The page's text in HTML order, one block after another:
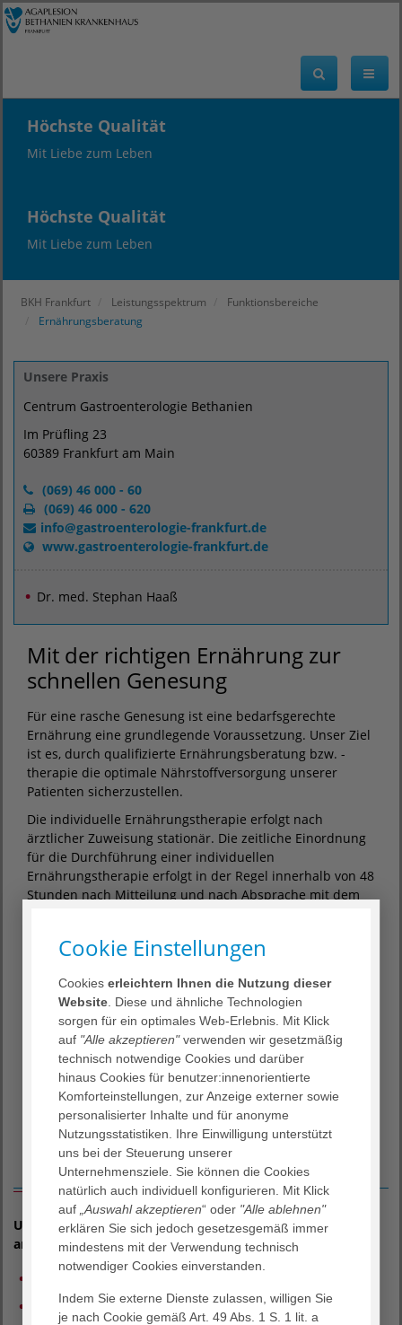
Höchste Qualität
Mit Liebe zum Leben
Höchste Qualität
Mit Liebe zum Leben
BKH Frankfurt Leistungsspektrum
Funktionsbereiche
Ernährungsberatung
Unsere Praxis
Centrum Gastroenterologie Bethanien
Im Prüfling 23
60389 Frankfurt am Main
(069) 46 000 - 60
(069) 46 000 - 620
info@gastroenterologie-frankfurt.de
www.gastroenterologie-frankfurt.de
Dr. med. Stephan Haaß
Mit der richtigen Ernährung zur
schnellen Genesung
Für eine rasche Genesung ist eine bedarfsgerechte
Ernährung eine grundlegende Voraussetzung. Unser Ziel
ist es, durch qualifizierte Ernährungsberatung bzw. -
therapie die optimale Nährstoffversorgung unserer
Patienten sicherzustellen.
Die individuelle Ernährungstherapie erfolgt nach
ärztlicher Zuweisung stationär. Die zeitliche Einordnung
für die Durchführung einer individuellen
Ernährungstherapie erfolgt in der Regel innerhalb von 48
Stunden nach Mitteilung und nach Absprache mit dem
Patienten individuell nach den neuesten
Schwerpunkt liegt auf gastroenterologischen
Erkrankungen, z.B. Magen-Darmerkrankungen,
Bluthochdruck, Nahrungsmittelunverträglichkeiten und
Übergewicht.
Zudem besteht die Möglichkeit, im Anschluss an einen
stationären Krankenhausaufenthalt eine individuelle
Ernährungsberatung nachhaltig in Anspruch zu nehmen.
Leistungsspektrum
Unsere Schwerpunkte und Spezialgebiete sind unter
anderem:
Ernährungstherapie – individuelle Beratung
Eingangsanamnese
Cookie Einstellungen
Cookieserleichtern Ihnen die Nutzung dieser
Website . Diese und ähnliche Technologien
sorgen für ein optimales Web-Erlebnis. Mit Klick
auf "Alle akzeptieren"verwenden wir gesetzmäßig
technisch notwendige Cookies und darüber
hinaus Cookies für benutzer:innenorientierte
Komforteinstellungen, zur Anzeige externer sowie
personalisierter Inhalte und für anonyme
Nutzungsstatistiken. Ihre Einwilligung unterstützt
uns bei der Steuerung unserer
Unternehmensziele. Sie können die Cookies
natürlich auch individuell konfigurieren. Mit Klick
auf „Auswahl akzeptieren“ oder "Alle ablehnen"
erklären Sie sich jedoch gesetzesgemäß immer
mindestens mit der Verwendung technisch
notwendiger Cookies einverstanden.
Indem Sie externe Dienste zulassen, willigen Sie
je nach Cookie gemäß Art. 49 Abs. 1 S. 1 lit. a